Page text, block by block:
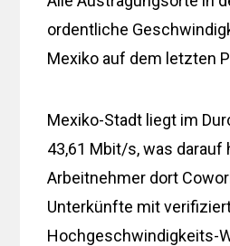
ordentliche
Mexiko auf dem letzten
Mexiko-Stadt liegt im
43,61 Mbit/s, was darauf
Arbeitnehmer dort
Unterkünfte mit
Hochgeschwindigkeits-